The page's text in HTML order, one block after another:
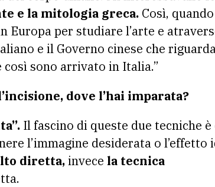
e la mitologia greca. Così,
Europa per studiare l’arte e
e il Governo cinese che
sono arrivato in Italia.”
dove l’hai imparata?
Il fascino di queste due tecniche è
l’immagine desiderata o l’effetto
diretta,invece la tecnica